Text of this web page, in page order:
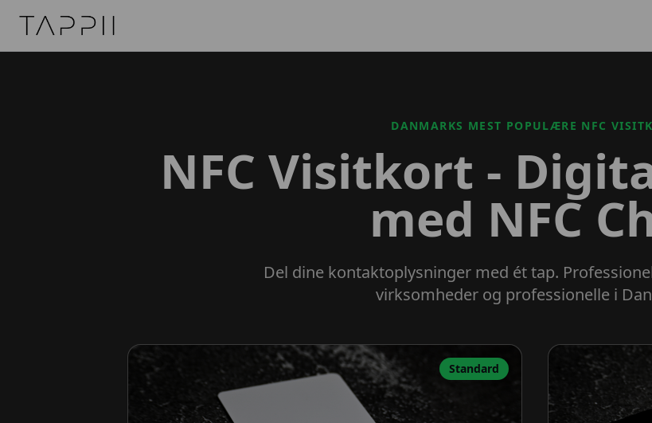
TAPPII - NFC Visitkort Danmark
DANMARKS MEST POPULÆRE NFC
NFC Visitkort -
med NFC
Del dine kontaktoplysninger med ét tap.
virksomheder og professionelle i
Standard